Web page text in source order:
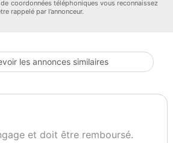
mort
coordonnées téléphoniques vous reconnaissez
rappelé par l’annonceur.
les annonces similaires
et doit être remboursé.